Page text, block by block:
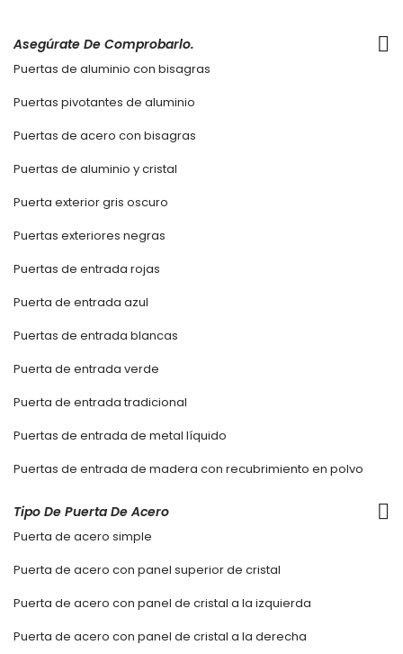
Asegúrate De Comprobarlo.
Puertas de aluminio con bisagras
Puertas pivotantes de aluminio
Puertas de acero con bisagras
Puertas de aluminio y cristal
Puerta exterior gris oscuro
Puertas exteriores negras
Puertas de entrada rojas
Puerta de entrada azul
Puertas de entrada blancas
Puerta de entrada verde
Puerta de entrada tradicional
Puertas de entrada de metal líquido
Puertas de entrada de madera con recubrimiento en polvo
Tipo De Puerta De Acero
Puerta de acero simple
Puerta de acero con panel superior de cristal
Puerta de acero con panel de cristal a la izquierda
Puerta de acero con panel de cristal a la derecha